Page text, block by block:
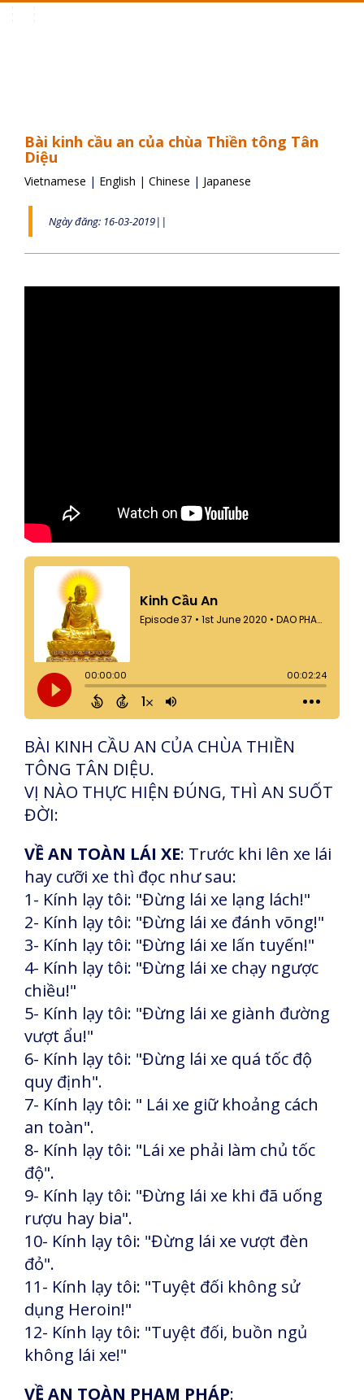
Bài kinh cầu an của chùa Thiền tông Tân
Diệu
Vietnamese | English | Chinese | Japanese
Ngày đăng: 16-03-2019||
BÀI KINH CẦU AN CỦA CHÙA THIỀN
TÔNG TÂN DIỆU.
VỊ NÀO THỰC HIỆN ĐÚNG, THÌ AN SUỐT
ĐỜI:
VỀ AN TOÀN LÁI XE: Trước khi lên xe lái
hay cưỡi xe thì đọc như sau:
1- Kính lạy tôi: "Đừng lái xe lạng lách!"
2- Kính lạy tôi: "Đừng lái xe đánh võng!"
3- Kính lạy tôi: "Đừng lái xe lấn tuyến!"
4- Kính lạy tôi: "Đừng lái xe chạy ngược
chiều!"
5- Kính lạy tôi: "Đừng lái xe giành đường
vượt ẩu!"
6- Kính lạy tôi: "Đừng lái xe quá tốc độ
quy định".
7- Kính lạy tôi: " Lái xe giữ khoảng cách
an toàn".
8- Kính lạy tôi: "Lái xe phải làm chủ tốc
độ".
9- Kính lạy tôi: "Đừng lái xe khi đã uống
rượu hay bia".
10- Kính lạy tôi: "Đừng lái xe vượt đèn
đỏ".
11- Kính lạy tôi: "Tuyệt đối không sử
dụng Heroin!"
12- Kính lạy tôi: "Tuyệt đối, buồn ngủ
không lái xe!"
VỀ AN TOÀN PHẠM PHÁP: